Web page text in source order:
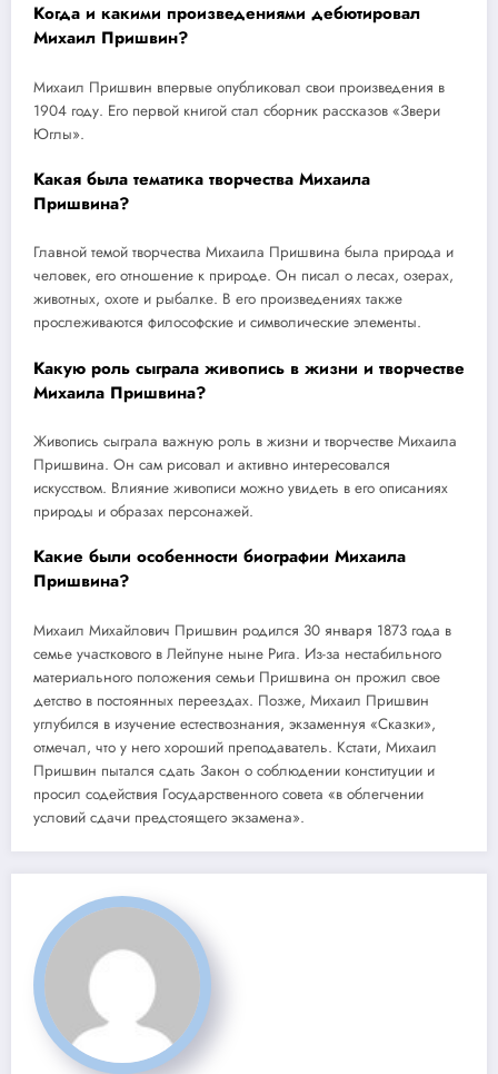
Когда и какими произведениями дебютировал
Михаил Пришвин?
Михаил Пришвин впервые опубликовал свои произведения в
1904 году. Его первой книгой стал сборник рассказов «Звери
Юглы».
Какая была тематика творчества Михаила
Пришвина?
Главной темой творчества Михаила Пришвина была природа и
человек, его отношение к природе. Он писал о лесах, озерах,
животных, охоте и рыбалке. В его произведениях также
прослеживаются философские и символические элементы.
Какую роль сыграла живопись в жизни и творчестве
Михаила Пришвина?
Живопись сыграла важную роль в жизни и творчестве Михаила
Пришвина. Он сам рисовал и активно интересовался
искусством. Влияние живописи можно увидеть в его описаниях
природы и образах персонажей.
Какие были особенности биографии Михаила
Пришвина?
Михаил Михайлович Пришвин родился 30 января 1873 года в
семье участкового в Лейпуне ныне Рига. Из-за нестабильного
материального положения семьи Пришвина он прожил свое
детство в постоянных переездах. Позже, Михаил Пришвин
углубился в изучение естествознания, экзаменнуя «Сказки»,
отмечал, что у него хороший преподаватель. Кстати, Михаил
Пришвин пытался сдать Закон о соблюдении конституции и
просил содействия Государственного совета «в облегчении
условий сдачи предстоящего экзамена».